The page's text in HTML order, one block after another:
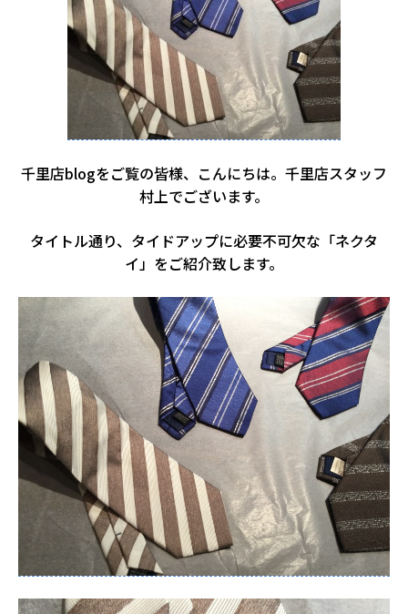
千里店blogをご覧の皆様、こんにちは。千里店スタッフ
村上でございます。
タイトル通り、タイドアップに必要不可欠な「ネクタ
イ」をご紹介致します。